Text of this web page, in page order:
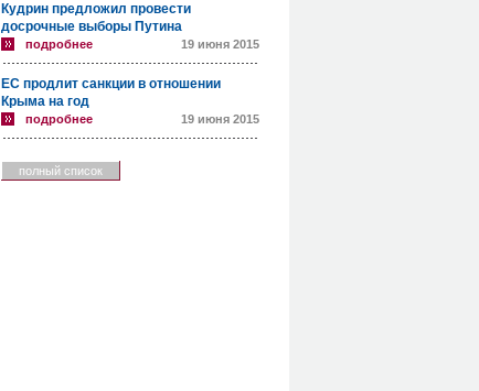
Кудрин предложил провести
досрочные выборы Путина
подробнее 19 июня 2015
ЕС продлит санкции в отношении
Крыма на год
подробнее 19 июня 2015
полный список